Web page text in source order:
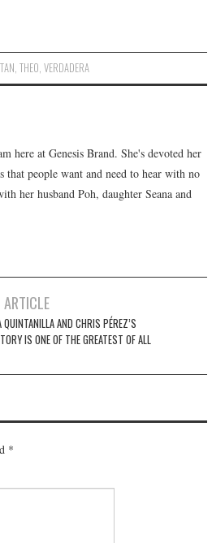
TAN,THEO,VERDADERA
here at Genesis Brand. She's devoted her
people want and need to hear with no
her husband Poh, daughter Seana and
ARTICLE
QUINTANILLA AND CHRIS PÉREZ’S
IS ONE OF THE GREATEST OF ALL
*